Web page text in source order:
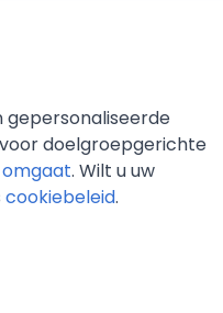
gepersonaliseerde
doelgroepgerichte
. Wilt u uw
cookiebeleid.